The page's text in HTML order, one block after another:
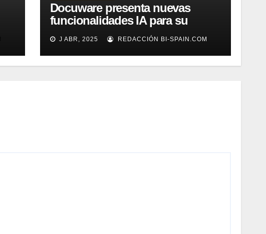
Docuware presenta nuevas
funcionalidades IA para su
gestión documental
J ABR, 2025 REDACCIÓN BI-SPAIN.COM